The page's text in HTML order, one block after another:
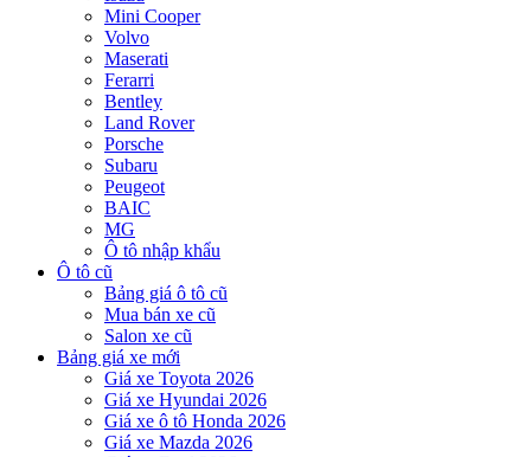
Mini Cooper
Volvo
Maserati
Ferarri
Bentley
Land Rover
Porsche
Subaru
Peugeot
BAIC
MG
Ô tô nhập khẩu
Ô tô cũ
Bảng giá ô tô cũ
Mua bán xe cũ
Salon xe cũ
Bảng giá xe mới
Giá xe Toyota 2026
Giá xe Hyundai 2026
Giá xe ô tô Honda 2026
Giá xe Mazda 2026